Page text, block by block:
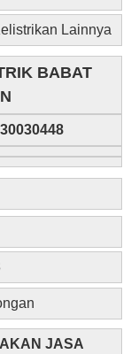
Lainnya
BABAT
JASA